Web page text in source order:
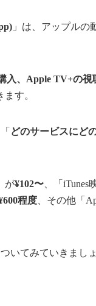
」は、アップルの
入、Apple TV+の
す。
どのサービスにど
が¥102〜 、「
程度 、その他「
ついてみていきましょ